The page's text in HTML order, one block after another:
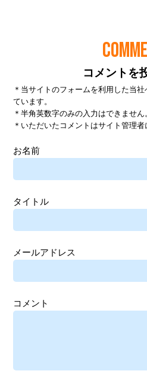
コメントを
＊当サイトのフォームを利用した当
ています。
＊半角英数字のみの入力はできません
＊いただいたコメントはサイト管理
お名前
タイトル
メールアドレス
コメント